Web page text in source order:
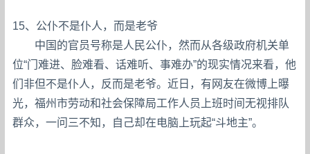
15、公仆不是仆人，而是老爷
中国的官员号称是人民公仆，然而从各级政府机关单
位“门难进、脸难看、话难听、事难办”的现实情况来看，他
们非但不是仆人，反而是老爷。近日，有网友在微博上曝
光，福州市劳动和社会保障局工作人员上班时间无视排队
群众，一问三不知，自己却在电脑上玩起“斗地主”。